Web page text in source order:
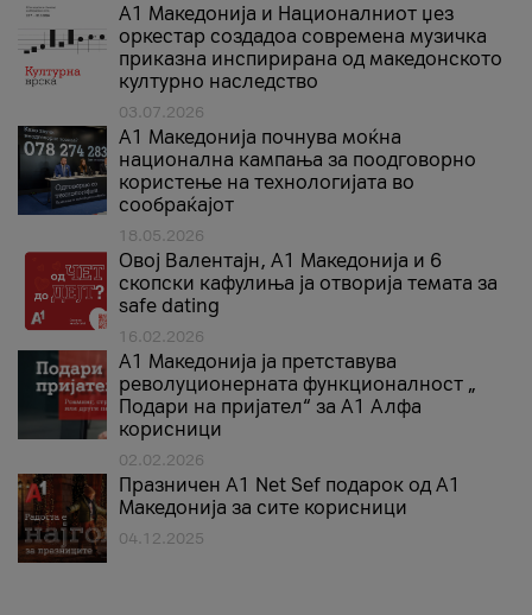
А1 Македонија и Националниот џез
оркестар создадоа современа музичка
приказна инспирирана од македонското
културно наследство
03.07.2026
A1 Македонија почнува моќна
национална кампања за поодговорно
користење на технологијата во
сообраќајот
18.05.2026
Овој Валентајн, A1 Македонија и 6
скопски кафулиња ја отворија темата за
safe dating
16.02.2026
А1 Македонија ја претставува
револуционерната функционалност „
Подари на пријател“ за А1 Алфа
корисници
02.02.2026
Празничен A1 Net Sеf подарок од А1
Македонија за сите корисници
04.12.2025